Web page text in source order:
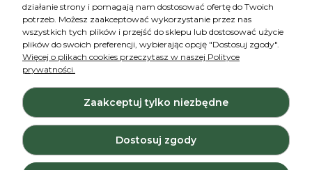
32,00 zł
Do koszyka
LEN - naturalna tkanina lniana - jasny granatowy
melanż 154 g (cena za 0,5m)
działanie strony i pomagają nam dostosować ofertę do Twoich
potrzeb. Możesz zaakceptować wykorzystanie przez nas
wszystkich tych plików i przejść do sklepu lub dostosować użycie
plików do swoich preferencji, wybierając opcję "Dostosuj zgody".
Więcej o plikach cookies przeczytasz w naszej Polityce
prywatności.
Zaakceptuj tylko niezbędne
Dostosuj zgody